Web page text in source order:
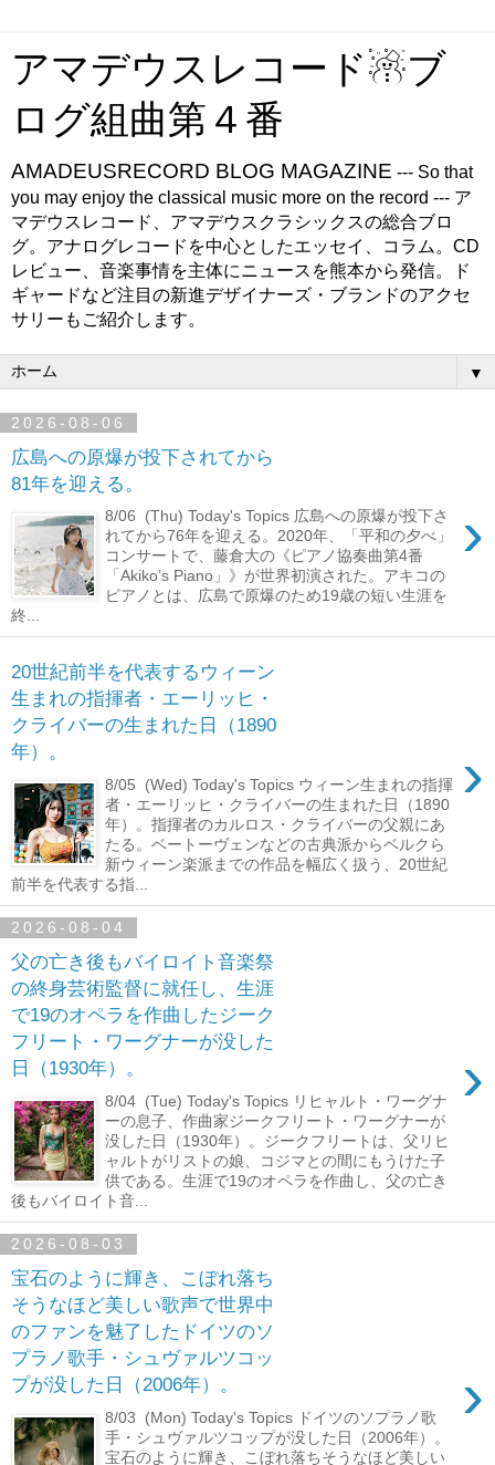
アマデウスレコード☃ブ
ログ組曲第４番
AMADEUSRECORD BLOG MAGAZINE --- So that
you may enjoy the classical music more on the record --- ア
マデウスレコード、アマデウスクラシックスの総合ブロ
グ。アナログレコードを中心としたエッセイ、コラム。CD
レビュー、音楽事情を主体にニュースを熊本から発信。ド
ギャードなど注目の新進デザイナーズ・ブランドのアクセ
サリーもご紹介します。
▼
2026-08-06
広島への原爆が投下されてから
81年を迎える。
›
8/06 (Thu) Today's Topics 広島への原爆が投下さ
れてから76年を迎える。2020年、「平和の夕べ」
コンサートで、藤倉大の《ピアノ協奏曲第4番
「Akiko’s Piano」》が世界初演された。アキコの
ピアノとは、広島で原爆のため19歳の短い生涯を
終...
20世紀前半を代表するウィーン
生まれの指揮者・エーリッヒ・
クライバーの生まれた日（1890
年）。
›
8/05 (Wed) Today's Topics ウィーン生まれの指揮
者・エーリッヒ・クライバーの生まれた日（1890
年）。指揮者のカルロス・クライバーの父親にあ
たる。ベートーヴェンなどの古典派からベルクら
新ウィーン楽派までの作品を幅広く扱う、20世紀
前半を代表する指...
2026-08-04
父の亡き後もバイロイト音楽祭
の終身芸術監督に就任し、生涯
で19のオペラを作曲したジーク
フリート・ワーグナーが没した
日（1930年）。
›
8/04 (Tue) Today's Topics リヒャルト・ワーグナ
ーの息子、作曲家ジークフリート・ワーグナーが
没した日（1930年）。ジークフリートは、父リヒ
ャルトがリストの娘、コジマとの間にもうけた子
供である。生涯で19のオペラを作曲し、父の亡き
後もバイロイト音...
2026-08-03
宝石のように輝き、こぼれ落ち
そうなほど美しい歌声で世界中
のファンを魅了したドイツのソ
プラノ歌手・シュヴァルツコッ
プが没した日（2006年）。
›
8/03 (Mon) Today's Topics ドイツのソプラノ歌
手・シュヴァルツコップが没した日（2006年）。
宝石のように輝き、こぼれ落ちそうなほど美しい